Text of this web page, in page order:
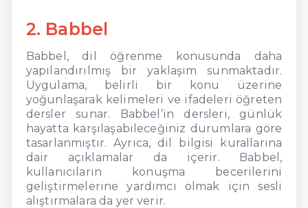
2. Babbel
Babbel, dil öğrenme konusunda daha
yapılandırılmış bir yaklaşım sunmaktadır.
Uygulama, belirli bir konu üzerine
yoğunlaşarak kelimeleri ve ifadeleri öğreten
dersler sunar. Babbel’in dersleri, günlük
hayatta karşılaşabileceğiniz durumlara göre
tasarlanmıştır. Ayrıca, dil bilgisi kurallarına
dair açıklamalar da içerir. Babbel,
kullanıcıların konuşma becerilerini
geliştirmelerine yardımcı olmak için sesli
alıştırmalara da yer verir.